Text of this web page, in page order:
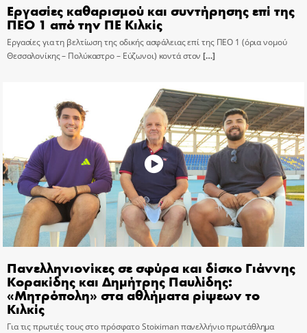
Εργασίες καθαρισμού και συντήρησης επί της
ΠΕΟ 1 από την ΠΕ Κιλκίς
Εργασίες για τη βελτίωση της οδικής ασφάλειας επί της ΠΕΟ 1 (όρια νομού
Θεσσαλονίκης – Πολύκαστρο – Εύζωνοι) κοντά στον […]
Πανελληνιονίκες σε σφύρα και δίσκο Γιάννης
Κορακίδης και Δημήτρης Παυλίδης:
«Μητρόπολη» στα αθλήματα ρίψεων το
Κιλκίς
Για τις πρωτιές τους στο πρόσφατο Stoiximan πανελλήνιο πρωτάθλημα